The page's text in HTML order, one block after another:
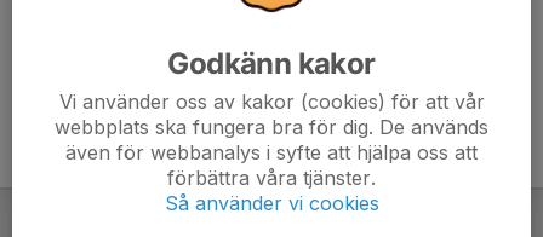
Godkänn kakor
Vi använder oss av kakor (cookies) för att vår
webbplats ska fungera bra för dig. De används
även för webbanalys i syfte att hjälpa oss att
förbättra våra tjänster.
Så använder vi cookies